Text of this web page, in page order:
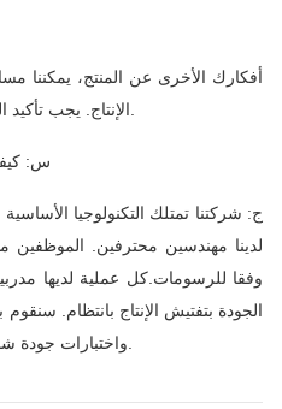
الإنتاج. يجب تأكيد الخدمات المخصصة أعلاه قبل الإنتاج.
5س:
ج: شركتنا تمتلك التكنولوجيا
وفقا للرسومات.كل عملية لديها
الجودة بتفتيش الإنتاج بانتظام. سنقوم
واختبارات جودة شاملة عندما يتم الانتهاء من المنتجات.